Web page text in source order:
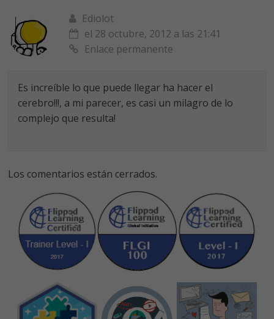
Ediolot
el 28 octubre, 2012 a las 21:41
Enlace permanente
Es increíble lo que puede llegar ha hacer el
cerebro!!!, a mi parecer, es casi un milagro de lo
complejo que resulta!
Los comentarios están cerrados.